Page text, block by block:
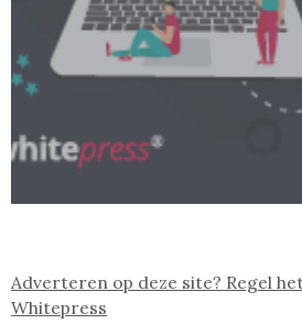
Adverteren op deze site? Regel
Whitepress